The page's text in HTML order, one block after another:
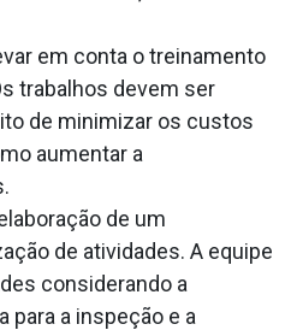
em conta o treinamento
trabalhos devem ser
de minimizar os custos
aumentar a
de um
de atividades. A equipe
considerando a
para a inspeção e a